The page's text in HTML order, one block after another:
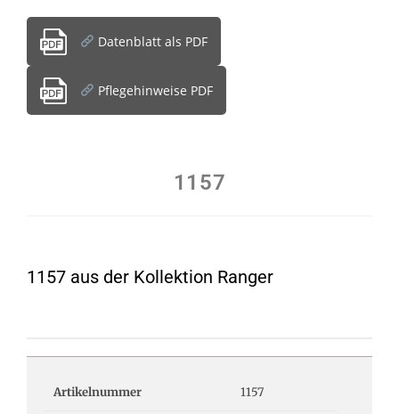
Datenblatt als PDF
Pflegehinweise PDF
1157
1157 aus der Kollektion Ranger
Artikelnummer 1157